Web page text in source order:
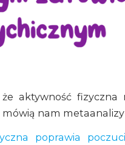
aktywność fizyczna
mówią nam
poprawia